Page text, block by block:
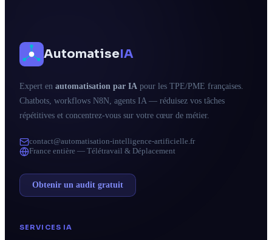
AutomatiseIA
Expert en automatisation par IA pour les TPE/PME françaises.
Chatbots, workflows N8N, agents IA — réduisez vos tâches
répétitives et concentrez-vous sur votre cœur de métier.
contact@automatisation-intelligence-artificielle.fr
France entière — Télétravail & Déplacement
Obtenir un audit gratuit
SERVICES IA